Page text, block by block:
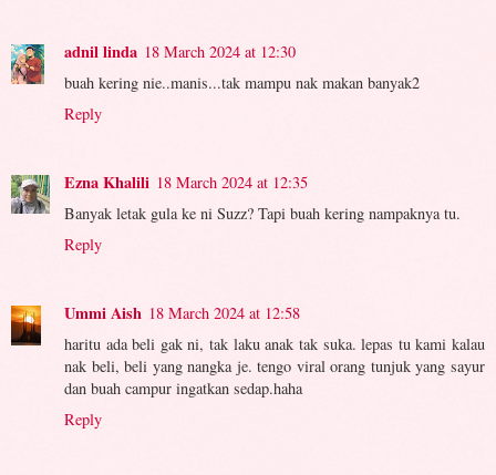
adnil linda 18 March 2024 at 12:30
buah kering nie..manis...tak mampu nak makan banyak2
Reply
Ezna Khalili 18 March 2024 at 12:35
Banyak letak gula ke ni Suzz? Tapi buah kering nampaknya tu.
Reply
Ummi Aish 18 March 2024 at 12:58
haritu ada beli gak ni, tak laku anak tak suka. lepas tu kami kalau
nak beli, beli yang nangka je. tengo viral orang tunjuk yang sayur
dan buah campur ingatkan sedap.haha
Reply